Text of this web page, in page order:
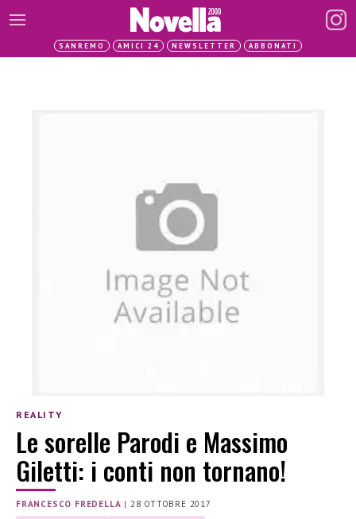
SANREMO AMICI 24 NEWSLETTER ABBONATI
REALITY
Le sorelle Parodi e Massimo
Giletti: i conti non tornano!
FRANCESCO FREDELLA | 28 OTTOBRE 2017